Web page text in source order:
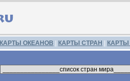
КАРТЫ ОКЕАНОВ КАРТЫ СТРАН